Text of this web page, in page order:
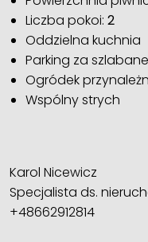
Liczba pokoi: 2
Oddzielna kuchnia
Parking za
Ogródek
Wspólny strych
Karol Nicewicz
Specjalista ds.
+48662912814